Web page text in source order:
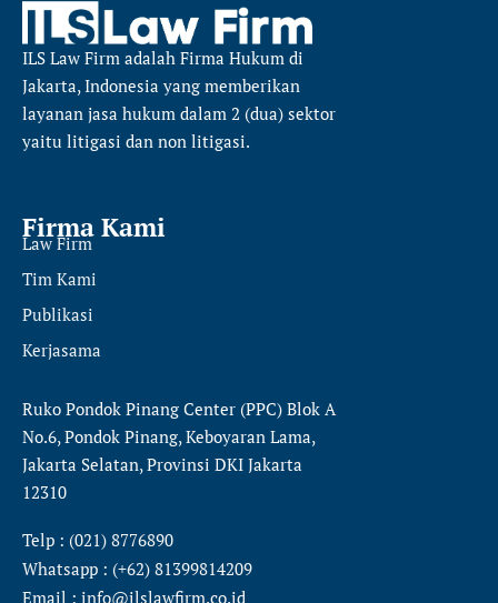
ILS Law Firm adalah Firma Hukum di
Jakarta, Indonesia yang memberikan
layanan jasa hukum dalam 2 (dua) sektor
yaitu litigasi dan non litigasi.
Firma Kami
Law Firm
Tim Kami
Publikasi
Kerjasama
Ruko Pondok Pinang Center (PPC) Blok A
No.6, Pondok Pinang, Keboyaran Lama,
Jakarta Selatan, Provinsi DKI Jakarta
12310
Telp : (021) 8776890
Whatsapp : (+62) 81399814209
Email : info@ilslawfirm.co.id